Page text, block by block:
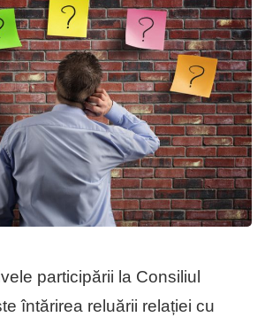
participării la Consiliul
întărirea reluării relației cu